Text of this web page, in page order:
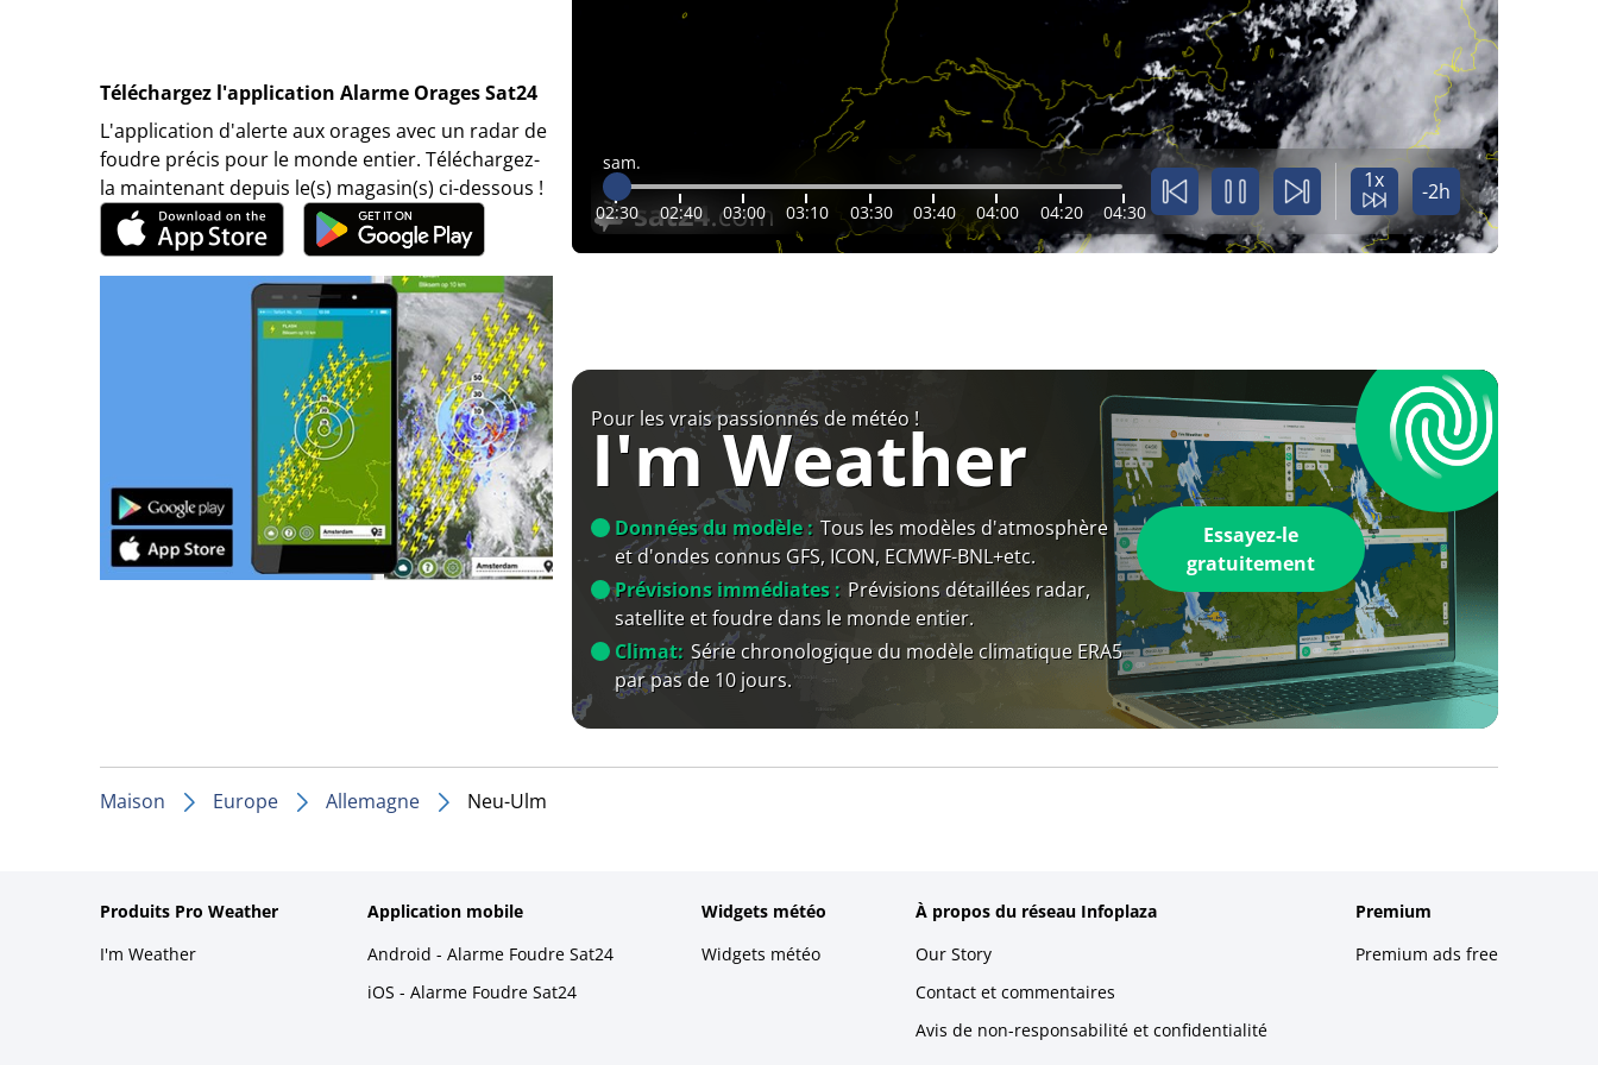
Téléchargez l'application Alarme Orages Sat24
L'application d'alerte aux orages avec un radar de
foudre précis pour le monde entier. Téléchargez-
la maintenant depuis le(s) magasin(s) ci-dessous !
sam.
02:30 02:40 03:00 03:10 03:30 03:40 04:00 04:20 04:30
1x -2h
Pour les vrais passionnés de météo !
I'm Weather
Données du modèle : Tous les modèles d'atmosphère
et d'ondes connus GFS, ICON, ECMWF-BNL+etc.
Prévisions immédiates : Prévisions détaillées radar,
satellite et foudre dans le monde entier.
Climat: Série chronologique du modèle climatique ERA5
par pas de 10 jours.
Essayez-le
gratuitement
Maison Europe Allemagne Neu-Ulm
Produits Pro Weather
I'm Weather
Application mobile
Android - Alarme Foudre Sat24
iOS - Alarme Foudre Sat24
Widgets météo
Widgets météo
À propos du réseau Infoplaza
Our Story
Contact et commentaires
Avis de non-responsabilité et confidentialité
Premium
Premium ads free